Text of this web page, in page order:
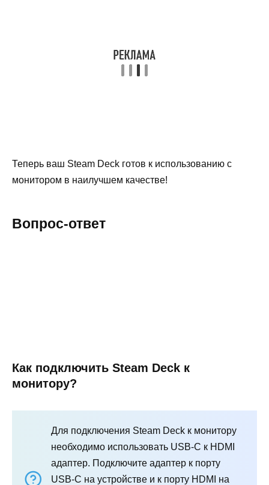
Теперь ваш Steam Deck готов к использованию с
монитором в наилучшем качестве!
Вопрос-ответ
Как подключить Steam Deck к
монитору?
Для подключения Steam Deck к монитору
необходимо использовать USB-C к HDMI
адаптер. Подключите адаптер к порту
USB-C на устройстве и к порту HDMI на